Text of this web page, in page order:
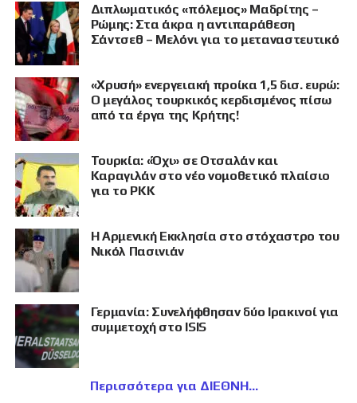
Διπλωματικός «πόλεμος» Μαδρίτης –
Ρώμης: Στα άκρα η αντιπαράθεση
Σάντσεθ – Μελόνι για το μεταναστευτικό
«Χρυσή» ενεργειακή προίκα 1,5 δισ. ευρώ:
Ο μεγάλος τουρκικός κερδισμένος πίσω
από τα έργα της Κρήτης!
Τουρκία: «Όχι» σε Οτσαλάν και
Καραγιλάν στο νέο νομοθετικό πλαίσιο
για το PKK
Η Αρμενική Εκκλησία στο στόχαστρο του
Νικόλ Πασινιάν
Γερμανία: Συνελήφθησαν δύο Ιρακινοί για
συμμετοχή στο ISIS
Περισσότερα για ΔΙΕΘΝΗ